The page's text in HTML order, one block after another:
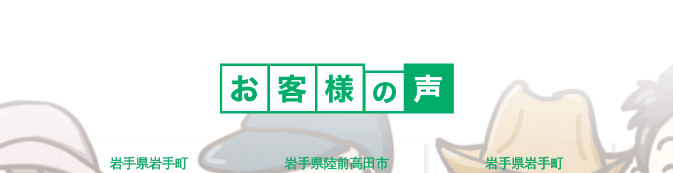
岩手県岩手町
岩手県陸前高田市
岩手県岩手町